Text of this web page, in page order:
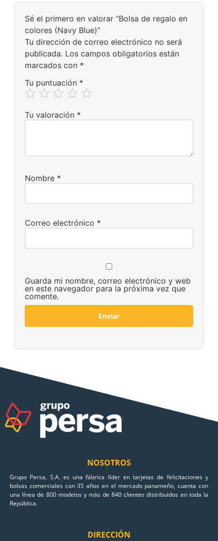
Sé el primero en valorar “Bolsa de regalo en
colores (Navy Blue)”
Tu dirección de correo electrónico no será
publicada. Los campos obligatorios están
marcados con *
Tu puntuación *
Tu valoración *
Nombre *
Correo electrónico *
Guarda mi nombre, correo electrónico y web
en este navegador para la próxima vez que
comente.
NOSOTROS
Grupo Persa, S.A. es una fábrica líder en tarjetas de felicitaciones y
bolsas comerciales con 35 años en el mercado panameño, cuenta con
una línea de 800 modelos y más de 840 clientes distribuidos en toda la
República.
DIRECCIÓN